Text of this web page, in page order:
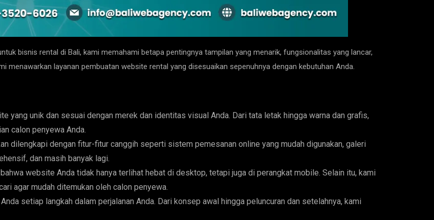
bisnis rental di Bali, kami memahami betapa pentingnya tampilan yang menarik, fungsionalitas yang lancar,
menawarkan layanan pembuatan website rental yang disesuaikan sepenuhnya dengan kebutuhan Anda.
yang unik dan sesuai dengan merek dan identitas visual Anda. Dari tata letak hingga warna dan grafis,
calon penyewa Anda.
dilengkapi dengan fitur-fitur canggih seperti sistem pemesanan online yang mudah digunakan, galeri
dan masih banyak lagi.
website Anda tidak hanya terlihat hebat di desktop, tetapi juga di perangkat mobile. Selain itu, kami
agar mudah ditemukan oleh calon penyewa.
setiap langkah dalam perjalanan Anda. Dari konsep awal hingga peluncuran dan setelahnya, kami